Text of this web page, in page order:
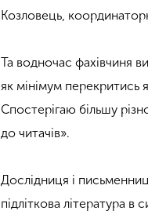
Козловець,
Та водночас фахівчиня
як мінімум перекритись
Спостерігаю більшу
до читачів».
Дослідниця і
підліткова література в